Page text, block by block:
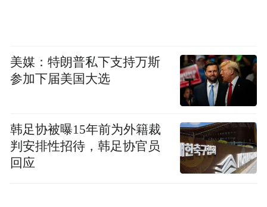
美媒：特朗普私下支持万斯
参加下届美国大选
韩足协被曝15年前为外籍裁
判安排性招待，韩足协官员
回应